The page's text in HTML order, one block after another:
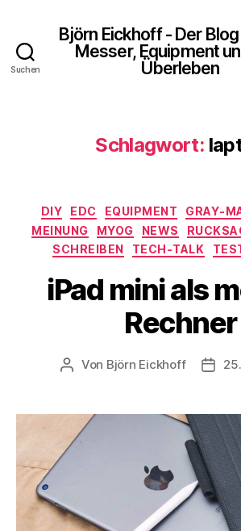
Suchen
Björn Eickhoff - Der
Messer, Equipment
Überleben
Schlagwort:
DIY EDC EQUIPMENT
GRAY-
MEINUNG
MYOG NEWS
SCHREIBEN
TECH-TALK
iPad mini als
Rechner
Beitragsautor
Von Björn Eickhoff